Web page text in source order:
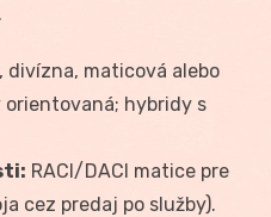
divízna, maticová alebo
hybridy s
RACI/DACI matice pre
cez predaj po služby).